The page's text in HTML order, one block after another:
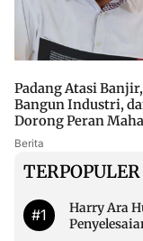
Padang Atasi Banjir,
Bangun Industri,
Dorong Peran
Berita
TERPOPULER
#1
Harry Ara